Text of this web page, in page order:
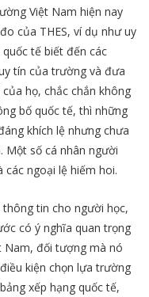
Việt Nam hiện nay
của THES, ví dụ như uy
tế biết đến các
tín của trường và đưa
họ, chắc chắn không
bố quốc tế, thì những
khích lệ nhưng chưa
Một số cá nhân người
ngoại lệ hiếm hoi.
tin cho người học,
có ý nghĩa quan trọng
Nam, đối tượng mà nó
kiện chọn lựa trường
xếp hạng quốc tế,